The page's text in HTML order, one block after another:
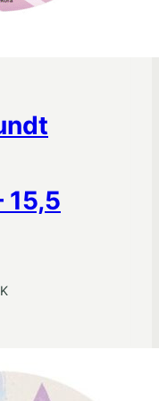
15,5
33,96.